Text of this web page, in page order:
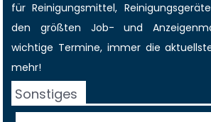
für Reinigungsmittel,
den größten Job- und
wichtige Termine, immer die
mehr!
Sonstiges